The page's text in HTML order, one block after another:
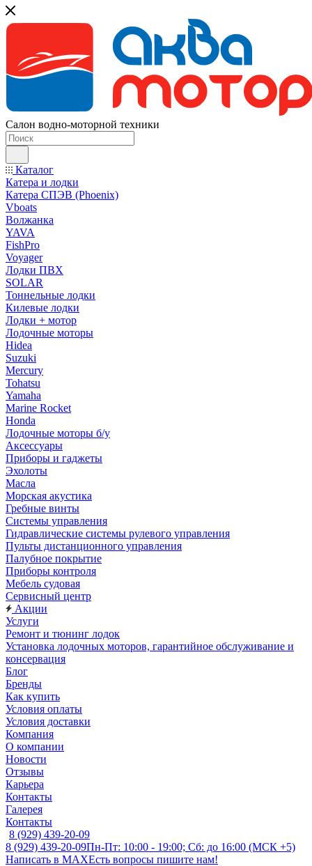
Салон водно-моторной техники
Каталог
Катера и лодки
Катера СПЭВ (Phoenix)
Vboats
Волжанка
YAVA
FishPro
Voyager
Лодки ПВХ
SOLAR
Тоннельные лодки
Килевые лодки
Лодки + мотор
Лодочные моторы
Hidea
Suzuki
Mercury
Tohatsu
Yamaha
Marine Rocket
Honda
Лодочные моторы б/у
Аксессуары
Приборы и гаджеты
Эхолоты
Масла
Морская акустика
Гребные винты
Системы управления
Гидравлические системы рулевого управления
Пульты дистанционного управления
Палубное покрытие
Приборы контроля
Мебель судовая
Сервисный центр
Акции
Услуги
Ремонт и тюнинг лодок
Установка лодочных моторов, гарантийное обслуживание и
консервация
Блог
Бренды
Как купить
Условия оплаты
Условия доставки
Компания
О компании
Новости
Отзывы
Карьера
Контакты
Галерея
Контакты
8 (929) 439-20-09
8 (929) 439-20-09Пн-Пт: 10:00 - 19:00; Сб: до 16:00 (МСК +5)
Написать в MAXЕсть вопросы пишите нам!